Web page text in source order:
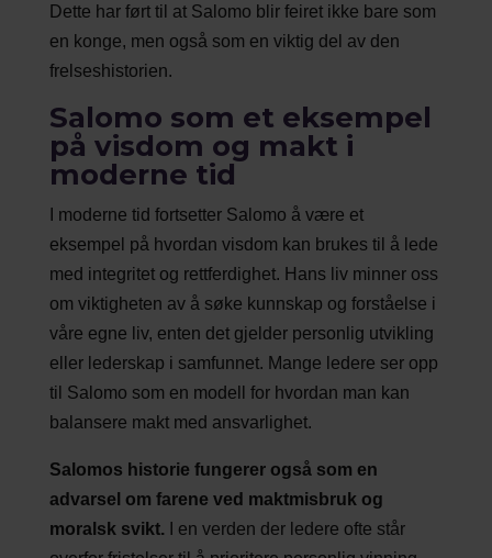
Dette har ført til at Salomo blir feiret ikke bare som
en konge, men også som en viktig del av den
frelseshistorien.
Salomo som et eksempel
på visdom og makt i
moderne tid
I moderne tid fortsetter Salomo å være et
eksempel på hvordan visdom kan brukes til å lede
med integritet og rettferdighet. Hans liv minner oss
om viktigheten av å søke kunnskap og forståelse i
våre egne liv, enten det gjelder personlig utvikling
eller lederskap i samfunnet. Mange ledere ser opp
til Salomo som en modell for hvordan man kan
balansere makt med ansvarlighet.
Salomos historie fungerer også som en
advarsel om farene ved maktmisbruk og
moralsk svikt. I en verden der ledere ofte står